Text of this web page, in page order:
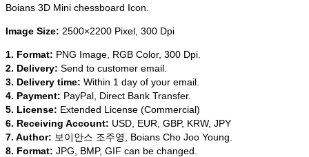
Boians 3D Mini chessboard Icon.
Image Size: 2500×2200 Pixel, 300 Dpi
1. Format: PNG Image, RGB Color, 300 Dpi.
2. Delivery: Send to customer email.
3. Delivery time: Within 1 day of your email.
4. Payment: PayPal, Direct Bank Transfer.
5. License: Extended License (Commercial)
6. Receiving Account: USD, EUR, GBP, KRW, JPY
7. Author: 보이안스 조주영, Boians Cho Joo Young.
8. Format: JPG, BMP, GIF can be changed.